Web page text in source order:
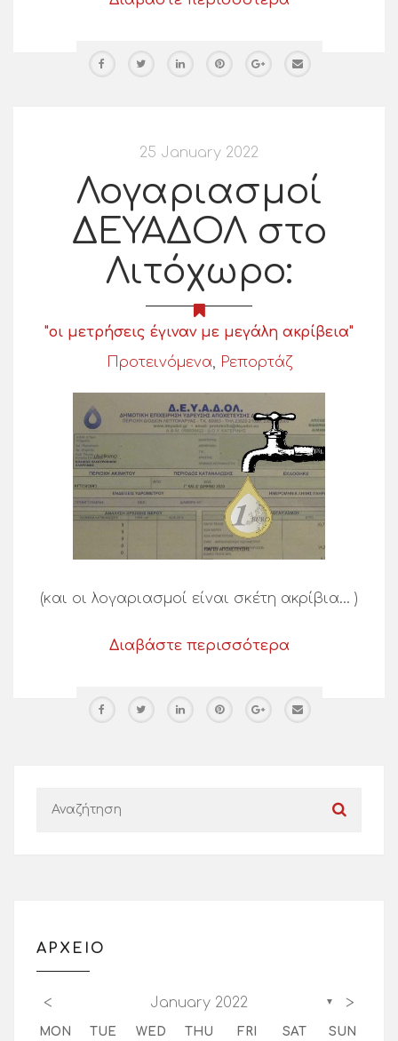
25 January 2022
Λογαριασμοί
ΔΕΥΑΔΟΛ στο
Λιτόχωρο:
"οι μετρήσεις έγιναν με μεγάλη ακρίβεια"
Προτεινόμενα, Ρεπορτάζ
(και οι λογαριασμοί είναι σκέτη ακρίβια… )
Διαβάστε περισσότερα
ΑΡΧΕΙΟ
< January 2022 ▼ >
MON TUE WED THU FRI SAT SUN